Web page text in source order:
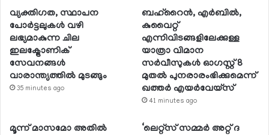
വ്യക്തിഗത, സ്ഥാപന
പോര്‍ട്ടലുകള്‍ വഴി
ലഭ്യമാകുന്ന ചില
ഇലക്ട്രോണിക്
സേവനങ്ങള്‍
വാരാന്ത്യത്തില്‍ മുടങ്ങും
35 minutes ago
ബഹ്റൈന്‍, എര്‍ബില്‍,
കുവൈറ്റ്
എന്നിവിടങ്ങളിലേക്കുള്ള
യാത്രാ വിമാന
സര്‍വീസുകള്‍ ഓഗസ്റ്റ് 8
മുതല്‍ പുനരാരംഭിക്കുമെന്ന്
ഖത്തര്‍ എയര്‍വേയ്സ്
41 minutes ago
മൂന്ന് മാസമോ അതില്‍
‘ലെറ്റ്‌സ് സമ്മര്‍ അറ്റ് ദ